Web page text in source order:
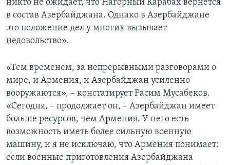
никто не ожидает, что Нагорный Карабах вернется
в состав Азербайджана. Однако в Азербайджане
это положение дел у многих вызывает
недовольство».
«Тем временем, за непрерывными разговорами о
мире, и Армения, и Азербайджан усиленно
вооружаются», – констатирует Расим Мусабеков.
«Сегодня, – продолжает он, – Азербайджан имеет
больше ресурсов, чем Армения. У него есть
возможность иметь более сильную военную
машину, и я не исключаю, что Армения понимает:
если военные приготовления Азербайджана